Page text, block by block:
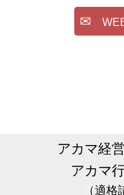
✉
アカマ経
アカマ
（適格